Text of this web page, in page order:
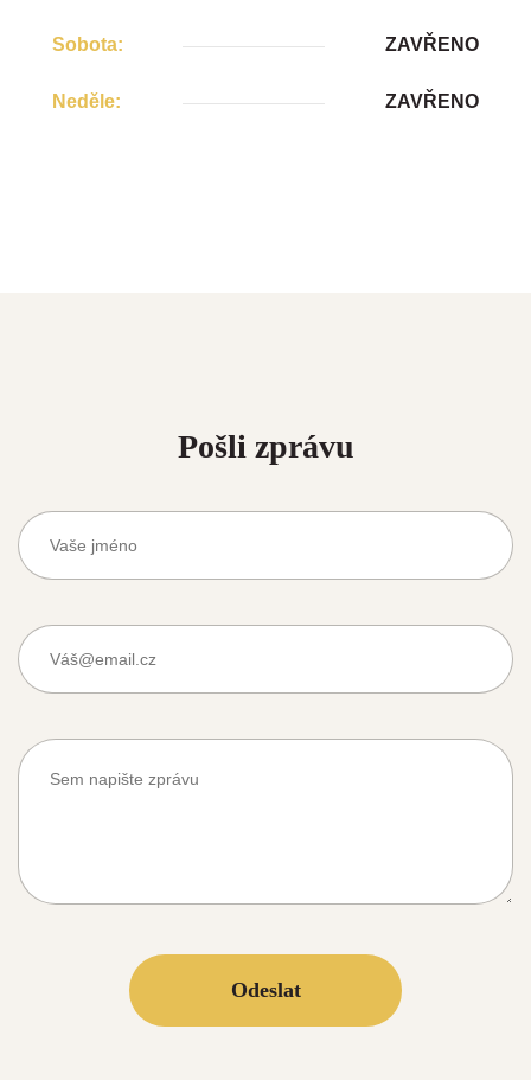
Sobota: ZAVŘENO
Neděle: ZAVŘENO
Pošli zprávu